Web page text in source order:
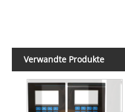
Verwandte Produkte